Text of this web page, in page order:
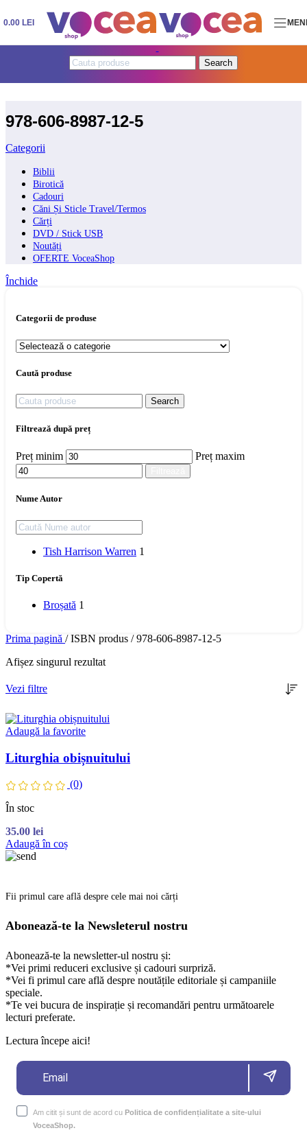
Skip to navigationSkip to main content
0.00 LEI
Search
978-606-8987-12-5
Categorii
Biblii
Birotică
Cadouri
Căni Și Sticle Travel/Termos
Cărți
DVD / Stick USB
Noutăți
OFERTE VoceaShop
Închide
Categorii de produse
Caută produse
Search
Filtrează după preț
Preț minim Preț maxim
Nume Autor
Tish Harrison Warren 1
Tip Copertă
Broșată 1
Prima pagină / ISBN produs / 978-606-8987-12-5
Afișez singurul rezultat
Vezi filtre
Adaugă la favorite
Liturghia obișnuitului
(0)
În stoc
35.00 lei
Adaugă în coș
Fii primul care află despre cele mai noi cărți
Abonează-te la Newsleterul nostru
Abonează-te la newsletter-ul nostru și:
*Vei primi reduceri exclusive și cadouri surpriză.
*Vei fi primul care află despre noutățile editoriale și campaniile
speciale.
*Te vei bucura de inspirație și recomandări pentru următoarele
lecturi preferate.
Lectura începe aici!
Am citit și sunt de acord cu Politica de confidențialitate a site-ului
VoceaShop.